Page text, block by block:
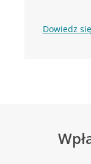
Dowiedz